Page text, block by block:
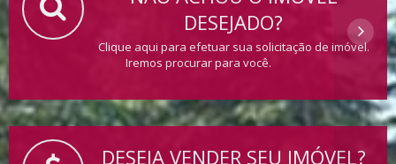
DESEJADO?
Clique aqui para efetuar sua solicitação de imóvel.
Iremos procurar para você.
DESEJA VENDER SEU IMÓVEL?